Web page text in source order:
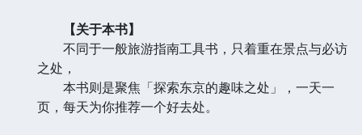
【关于本书】
不同于一般旅游指南工具书，只着重在景点与必访
之处，
本书则是聚焦「探索东京的趣味之处」，一天一
页，每天为你推荐一个好去处。